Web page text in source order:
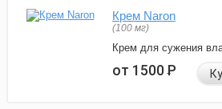
Крем Naron
(100 мг)
Крем для сужения
от 1500Р